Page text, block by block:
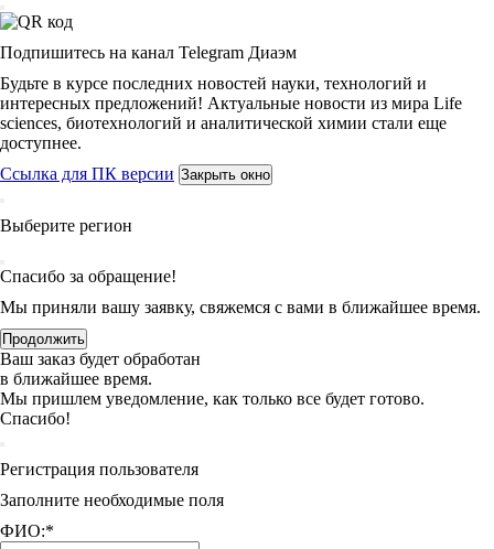
Подпишитесь на канал Telegram Диаэм
Будьте в курсе последних новостей науки, технологий и
интересных предложений! Актуальные новости из мира Life
sciences, биотехнологий и аналитической химии стали еще
доступнее.
Ссылка для ПК версии Закрыть окно
Выберите регион
Спасибо за обращение!
Мы приняли вашу заявку, свяжемся с вами в ближайшее время.
Продолжить
Ваш заказ будет обработан
в ближайшее время.
Мы пришлем уведомление, как только все будет готово.
Спасибо!
Регистрация пользователя
Заполните необходимые поля
ФИО:*